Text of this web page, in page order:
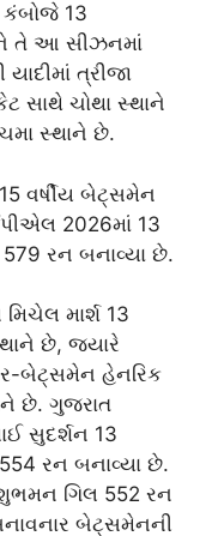
13
તે આ સીઝનમાં
યાદીમાં ત્રીજા
સાથે ચોથા સ્થાને
સ્થાને છે.
વર્ષીય બેટ્સમેન
2026માં 13
579 રન બનાવ્યા છે.
માર્શ 13
છે, જ્યારે
બેટ્સમેન હેનરિક
છે. ગુજરાત
સુદર્શન 13
રન બનાવ્યા છે.
ગિલ 552 રન
બેટ્સમેનની